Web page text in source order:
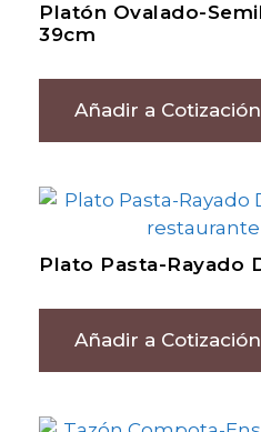
Platón Ovalado-
39cm
Añadir a Cotización
Plato Pasta-Rayado
Añadir a Cotización